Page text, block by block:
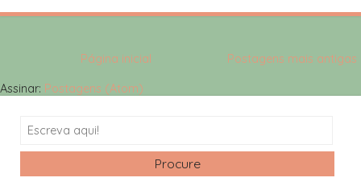
Postagens mais antigas
Página inicial
Assinar: Postagens (Atom)
Search